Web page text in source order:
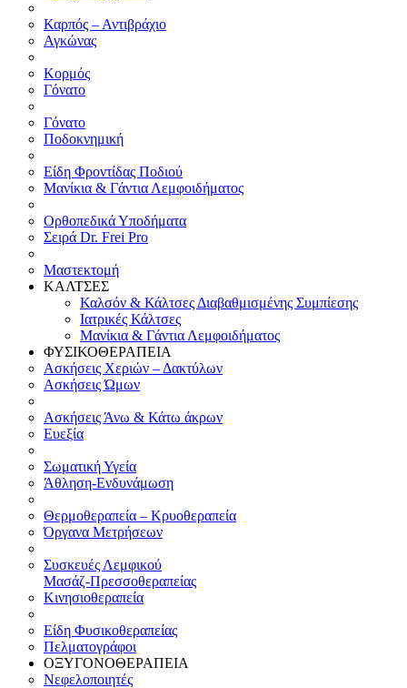
Καρπός – Αντιβράχιο
Αγκώνας
Κορμός
Γόνατο
Γόνατο
Ποδοκνημική
Είδη Φροντίδας Ποδιού
Μανίκια & Γάντια Λεμφοιδήματος
Ορθοπεδικά Υποδήματα
Σειρά Dr. Frei Pro
Μαστεκτομή
ΚΑΛΤΣΕΣ
Καλσόν & Κάλτσες Διαβαθμισμένης Συμπίεσης
Ιατρικές Κάλτσες
Μανίκια & Γάντια Λεμφοιδήματος
ΦΥΣΙΚΟΘΕΡΑΠΕΙΑ
Ασκήσεις Χεριών – Δακτύλων
Ασκήσεις Ώμων
Ασκήσεις Άνω & Κάτω άκρων
Ευεξία
Σωματική Υγεία
Άθληση-Ενδυνάμωση
Θερμοθεραπεία – Κρυοθεραπεία
Όργανα Μετρήσεων
Συσκευές Λεμφικού
Μασάζ-Πρεσσοθεραπείας
Κινησιοθεραπεία
Είδη Φυσικοθεραπείας
Πελματογράφοι
ΟΞΥΓΟΝΟΘΕΡΑΠΕΙΑ
Νεφελοποιητές